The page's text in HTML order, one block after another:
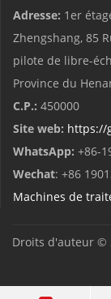
Adresse: 1er
Zhengshang, 85
pilote de libre-
Province du
C.P.: 450000
Site web: https://
WhatsApp: +86-
Wechat: +86
Machines de
Droits d'auteur ©